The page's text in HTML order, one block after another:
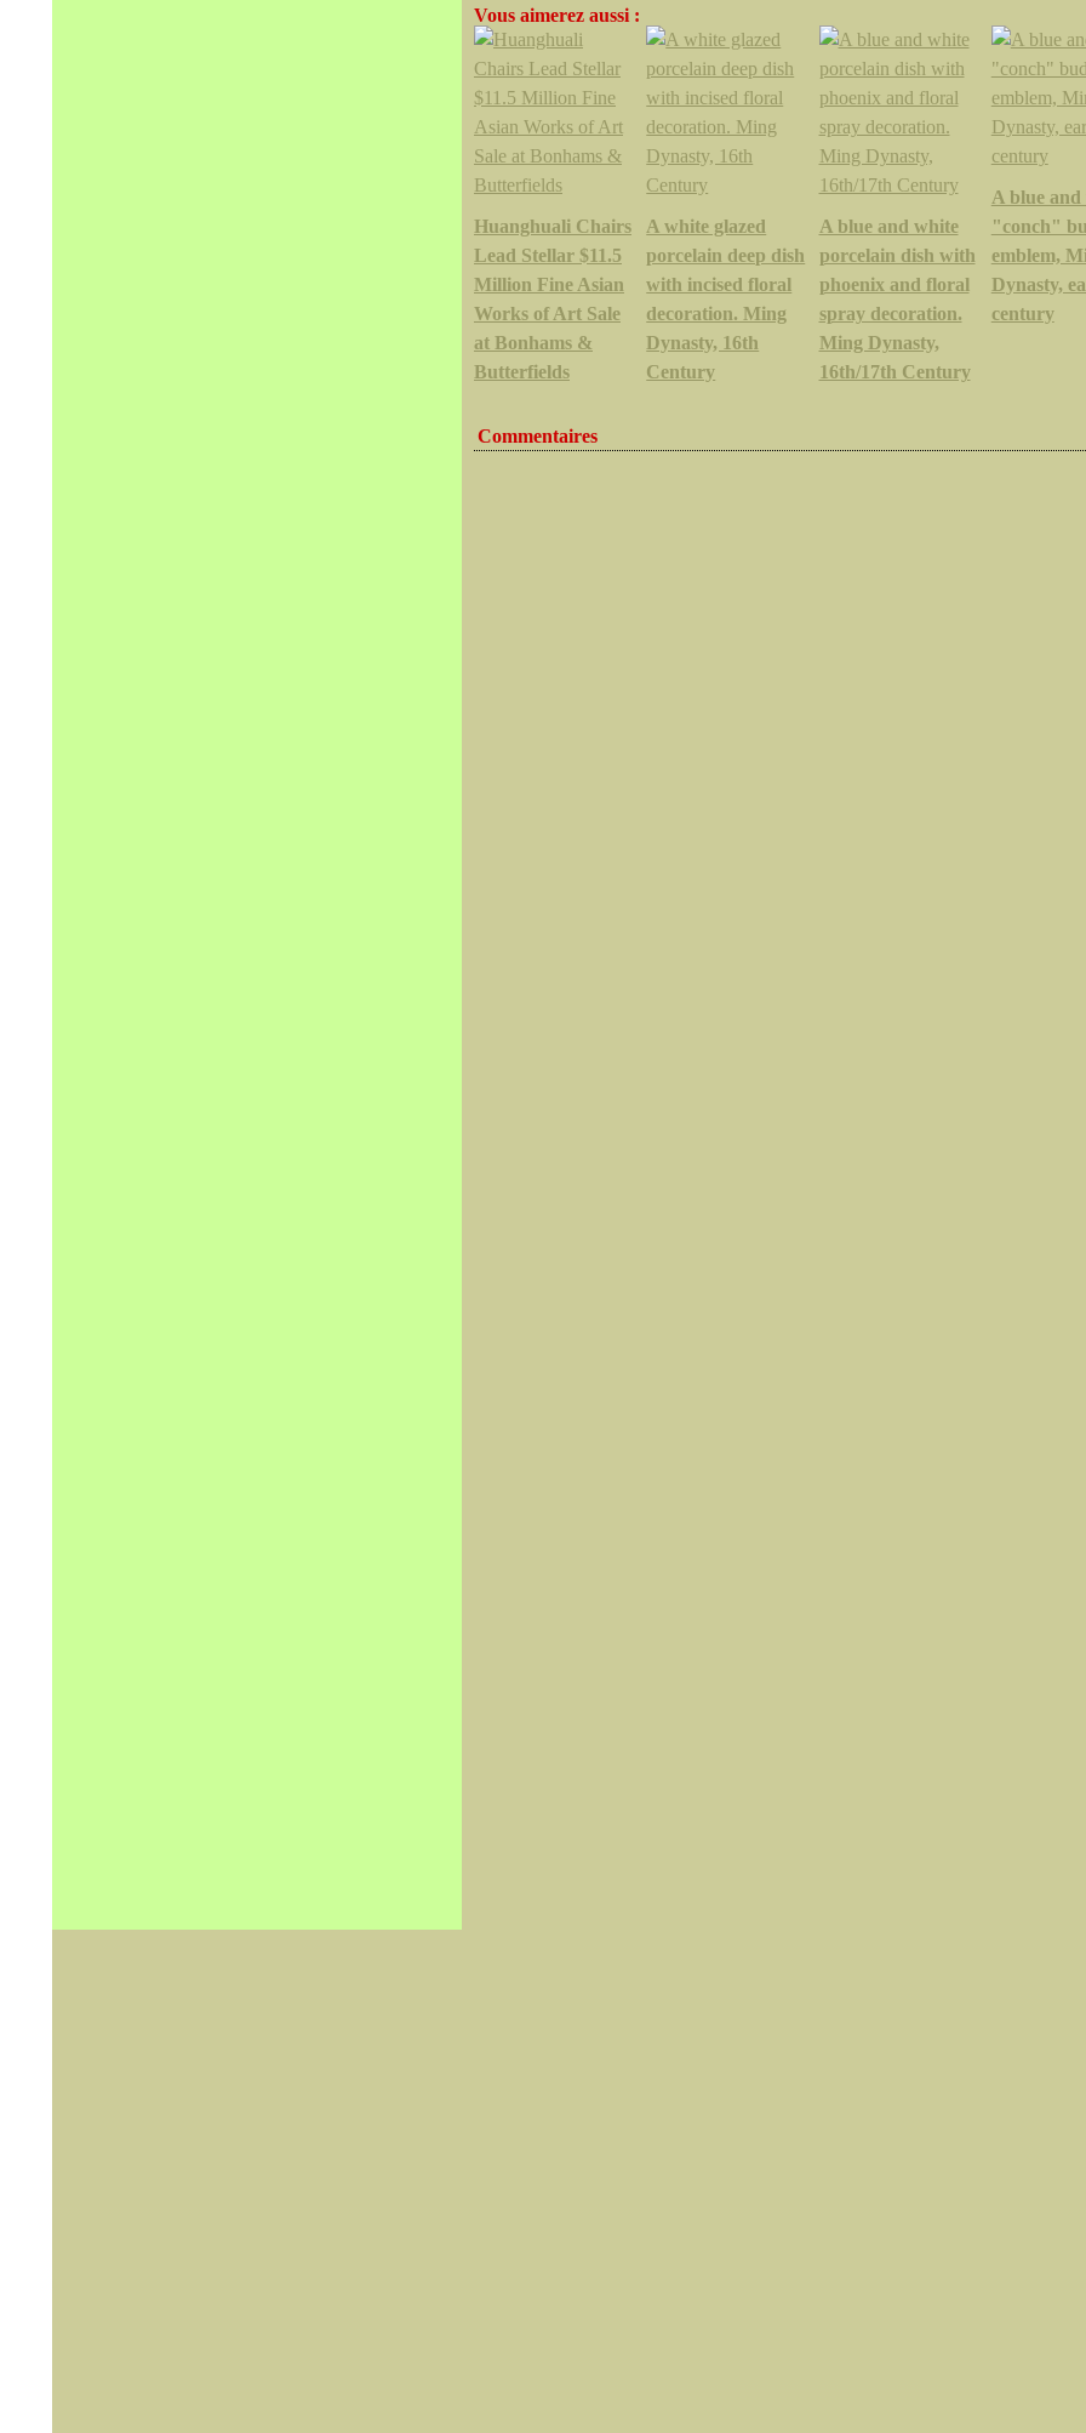
Vous aimerez aussi :
Huanghuali Chairs
Lead Stellar $11.5
Million Fine Asian
Works of Art Sale
at Bonhams &
Butterfields
A white glazed
porcelain deep dish
with incised floral
decoration. Ming
Dynasty, 16th
Century
A blue and white
porcelain dish with
phoenix and floral
spray decoration.
Ming Dynasty,
16th/17th Century
A blue and
"conch"
emblem,
Dynasty,
century
Commentaires